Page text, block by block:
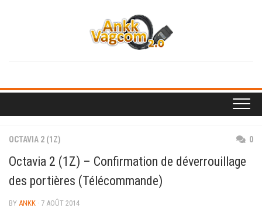
OCTAVIA 2 (1Z) 0
Octavia 2 (1Z) – Confirmation de déverrouillage
des portières (Télécommande)
BY ANKK · 7 AOÛT 2014